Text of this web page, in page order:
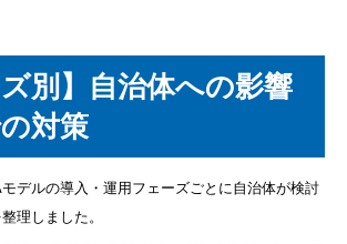
ズ別】自治体への影響
対策
デルの導入・運用フェーズごとに自治体が検討
理しました。